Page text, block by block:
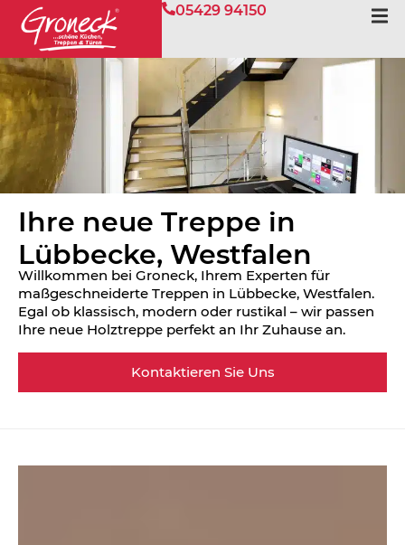
05429 94150
Ihre neue Treppe in
Lübbecke, Westfalen
Willkommen bei Groneck, Ihrem Experten für
maßgeschneiderte Treppen in Lübbecke, Westfalen.
Egal ob klassisch, modern oder rustikal – wir passen
Ihre neue Holztreppe perfekt an Ihr Zuhause an.
Kontaktieren Sie Uns